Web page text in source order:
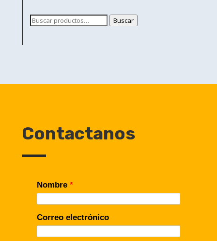
Buscar
Buscar
Contactanos
Nombre *
Correo electrónico